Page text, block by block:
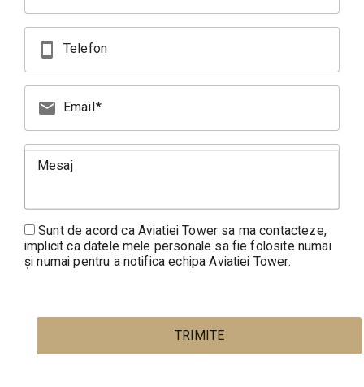
smartphone Telefon
mail Email
Mesaj
Sunt de acord ca Aviatiei Tower sa ma contacteze,
implicit ca datele mele personale sa fie folosite numai
și numai pentru a notifica echipa Aviatiei Tower.